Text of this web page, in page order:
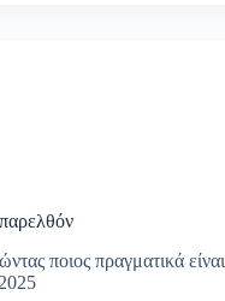
ποιος πραγματικά είναι